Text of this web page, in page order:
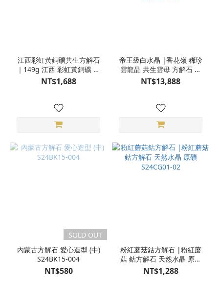
江西彩虹黃銅礦共生方解石
｜149g 江西 彩虹黃銅礦 共
生方解石 風水 空間藝術擺件
天然原礦 S25BU02-009
NT$1,688
帝王級白水晶 |香花嶺 稀珍
雲龍晶 共生雲母 方解石 黃
鐵礦 螢石 辦公室住家玄關
空間風水擺件 天然水晶 附訂
NT$13,888
SOLD OUT
內蒙古方解石 愛心造型 (中)
S24BK15-004
NT$580
粉紅蘑菇鈷方解石 |粉紅蘑
菇 鈷方解石 天然水晶 原礦
S24CG01-02
NT$1,288